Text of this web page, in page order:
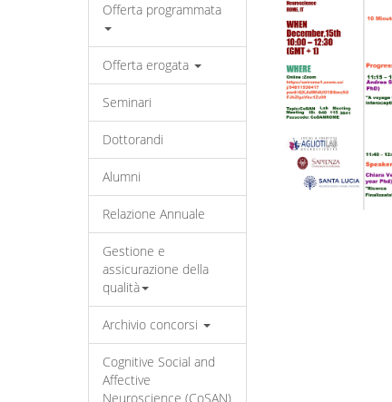
Offerta programmata
Offerta erogata
Seminari
Dottorandi
Alumni
Relazione Annuale
Gestione e
assicurazione della
qualità
Archivio concorsi
Cognitive Social and
Affective
Neuroscience (CoSAN)